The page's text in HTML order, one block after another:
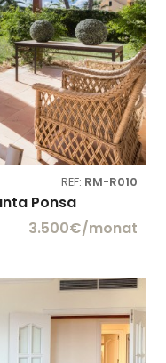
REF: RM-R010
Ponsa
3.500€/monat